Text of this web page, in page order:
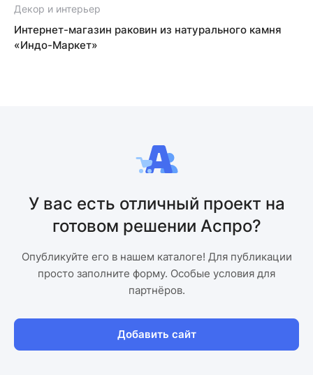
Декор и интерьер
Интернет-магазин раковин из натурального камня
«Индо-Маркет»
У вас есть отличный проект на
готовом решении Аспро?
Опубликуйте его в нашем каталоге! Для публикации
просто заполните форму. Особые условия для
партнёров.
Добавить сайт